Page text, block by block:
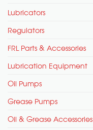
Lubricators
Regulators
FRL Parts & Accessories
Lubrication Equipment
Oil Pumps
Grease Pumps
Oil & Grease Accessories